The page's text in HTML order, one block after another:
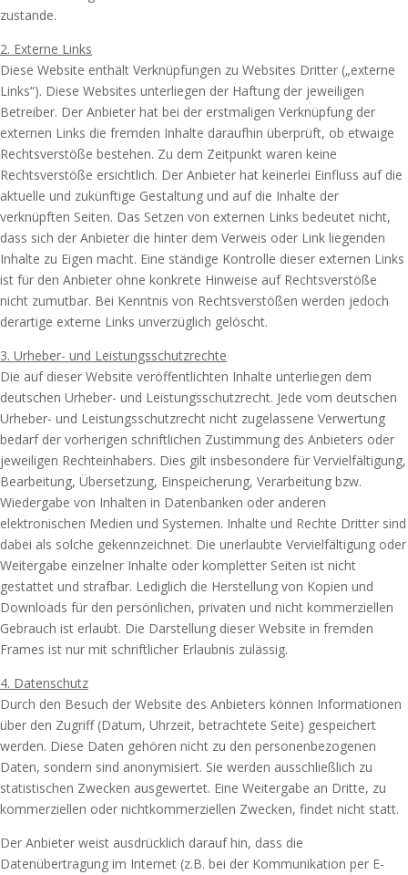
zustande.
2. Externe Links
Diese Website enthält Verknüpfungen zu Websites Dritter („externe
Links“). Diese Websites unterliegen der Haftung der jeweiligen
Betreiber. Der Anbieter hat bei der erstmaligen Verknüpfung der
externen Links die fremden Inhalte daraufhin überprüft, ob etwaige
Rechtsverstöße bestehen. Zu dem Zeitpunkt waren keine
Rechtsverstöße ersichtlich. Der Anbieter hat keinerlei Einfluss auf die
aktuelle und zukünftige Gestaltung und auf die Inhalte der
verknüpften Seiten. Das Setzen von externen Links bedeutet nicht,
dass sich der Anbieter die hinter dem Verweis oder Link liegenden
Inhalte zu Eigen macht. Eine ständige Kontrolle dieser externen Links
ist für den Anbieter ohne konkrete Hinweise auf Rechtsverstöße
nicht zumutbar. Bei Kenntnis von Rechtsverstößen werden jedoch
derartige externe Links unverzüglich gelöscht.
3. Urheber- und Leistungsschutzrechte
Die auf dieser Website veröffentlichten Inhalte unterliegen dem
deutschen Urheber- und Leistungsschutzrecht. Jede vom deutschen
Urheber- und Leistungsschutzrecht nicht zugelassene Verwertung
bedarf der vorherigen schriftlichen Zustimmung des Anbieters oder
jeweiligen Rechteinhabers. Dies gilt insbesondere für Vervielfältigung,
Bearbeitung, Übersetzung, Einspeicherung, Verarbeitung bzw.
Wiedergabe von Inhalten in Datenbanken oder anderen
elektronischen Medien und Systemen. Inhalte und Rechte Dritter sind
dabei als solche gekennzeichnet. Die unerlaubte Vervielfältigung oder
Weitergabe einzelner Inhalte oder kompletter Seiten ist nicht
gestattet und strafbar. Lediglich die Herstellung von Kopien und
Downloads für den persönlichen, privaten und nicht kommerziellen
Gebrauch ist erlaubt. Die Darstellung dieser Website in fremden
Frames ist nur mit schriftlicher Erlaubnis zulässig.
4. Datenschutz
Durch den Besuch der Website des Anbieters können Informationen
über den Zugriff (Datum, Uhrzeit, betrachtete Seite) gespeichert
werden. Diese Daten gehören nicht zu den personenbezogenen
Daten, sondern sind anonymisiert. Sie werden ausschließlich zu
statistischen Zwecken ausgewertet. Eine Weitergabe an Dritte, zu
kommerziellen oder nichtkommerziellen Zwecken, findet nicht statt.
Der Anbieter weist ausdrücklich darauf hin, dass die
Datenübertragung im Internet (z.B. bei der Kommunikation per E-